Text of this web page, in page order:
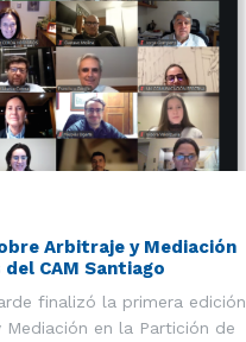
Arbitraje y Mediación
CAM Santiago
finalizó la primera edición
en la Partición de